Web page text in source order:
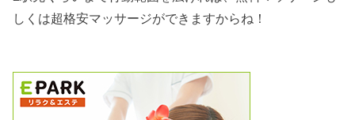
しくは超格安マッサージができますからね！